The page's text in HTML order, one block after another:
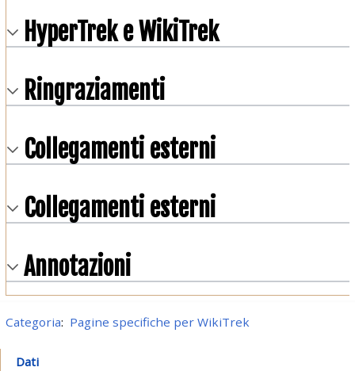
HyperTrek e WikiTrek
Ringraziamenti
Collegamenti esterni
Collegamenti esterni
Annotazioni
Categoria: Pagine specifiche per WikiTrek
Dati